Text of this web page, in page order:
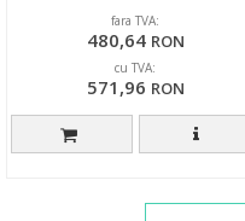
fara TVA:
480,64 RON
cu TVA:
571,96 RON